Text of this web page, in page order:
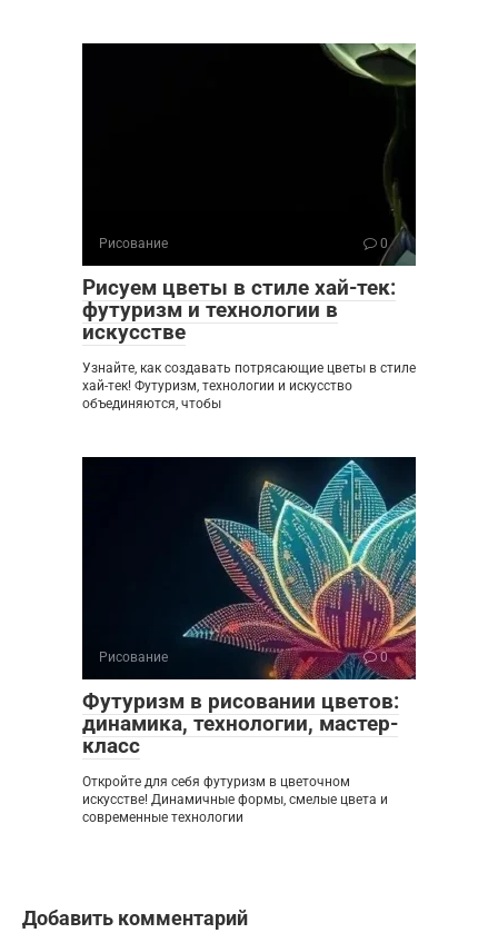
Рисование 0
Рисуем цветы в стиле хай-тек:
футуризм и технологии в
искусстве
Узнайте, как создавать потрясающие цветы в стиле
хай-тек! Футуризм, технологии и искусство
объединяются, чтобы
Рисование 0
Футуризм в рисовании цветов:
динамика, технологии, мастер-
класс
Откройте для себя футуризм в цветочном
искусстве! Динамичные формы, смелые цвета и
современные технологии
Добавить комментарий